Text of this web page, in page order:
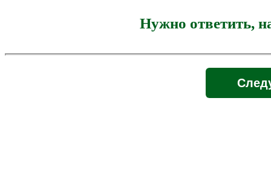
Нужно ответить,